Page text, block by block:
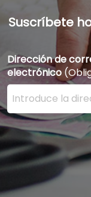
Suscríbete
Dirección de
electrónico
Ingrese su